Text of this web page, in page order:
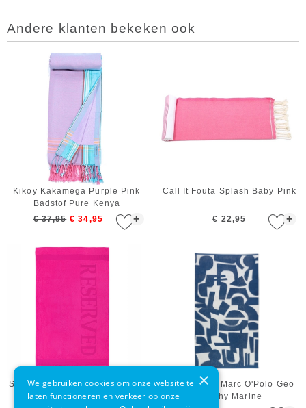
Andere klanten bekeken ook
+
Kikoy Kakamega Purple Pink
Badstof Pure Kenya
€ 37,95 € 34,95 +
Call It Fouta Splash Baby Pink
€ 22,95
Strandlaken Reserved Fuchsia
Strandlaken Marc O'Polo Geo
Murphy Marine
×
We gebruiken cookies om onze website te
laten functioneren en verkeer op onze